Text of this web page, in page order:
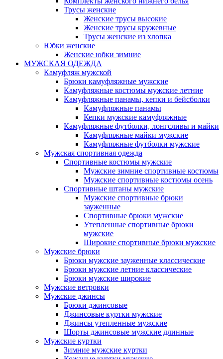
Трусы женские
Женские трусы высокие
Женские трусы кружевные
Трусы женские из хлопка
Юбки женские
Женские юбки зимние
МУЖСКАЯ ОДЕЖДА
Камуфляж мужской
Брюки камуфляжные мужские
Камуфляжные костюмы мужские летние
Камуфляжные панамы, кепки и бейсболки
Камуфляжные панамы
Кепки мужские камуфляжные
Камуфляжные футболки, лонгсливы и майки
Камуфляжные майки мужские
Камуфляжные футболки мужские
Мужская спортивная одежда
Спортивные костюмы мужские
Мужские зимние спортивные костюмы
Мужские спортивные костюмы осень
Спортивные штаны мужские
Мужские спортивные брюки
зауженные
Спортивные брюки мужские
Утепленные спортивные брюки
мужские
Широкие спортивные брюки мужские
Мужские брюки
Брюки мужские зауженные классические
Брюки мужские летние классические
Брюки мужские широкие
Мужские ветровки
Мужские джинсы
Брюки джинсовые
Джинсовые куртки мужские
Джинсы утепленные мужские
Шорты джинсовые мужские длинные
Мужские куртки
Зимние мужские куртки